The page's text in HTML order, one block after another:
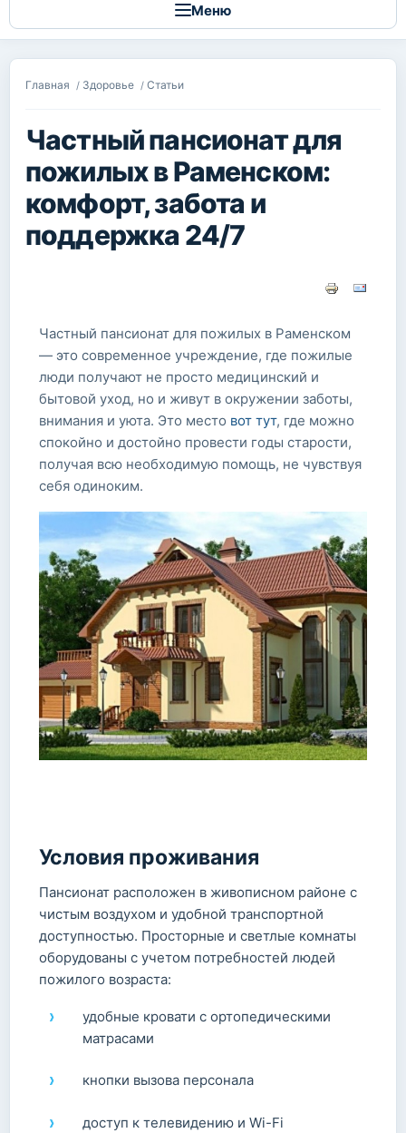
Меню
Вы здесь
Главная / Здоровье / Статьи
Частный пансионат для
пожилых в Раменском:
комфорт, забота и
поддержка 24/7
Частный пансионат для пожилых в Раменском
— это современное учреждение, где пожилые
люди получают не просто медицинский и
бытовой уход, но и живут в окружении заботы,
внимания и уюта. Это место вот тут, где можно
спокойно и достойно провести годы старости,
получая всю необходимую помощь, не чувствуя
себя одиноким.
Условия проживания
Пансионат расположен в живописном районе с
чистым воздухом и удобной транспортной
доступностью. Просторные и светлые комнаты
оборудованы с учетом потребностей людей
пожилого возраста:
удобные кровати с ортопедическими
матрасами
кнопки вызова персонала
доступ к телевидению и Wi-Fi